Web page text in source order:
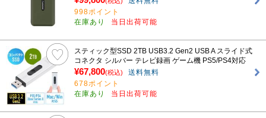
998ポイント
在庫あり
当日出荷可能
スティック型SSD 2TB USB3.2 Gen2 USB A スライド式
コネクタ シルバー テレビ録画 ゲーム機 PS5/PS4対応
¥67,800(税込)
送料無料
678ポイント
在庫あり
当日出荷可能